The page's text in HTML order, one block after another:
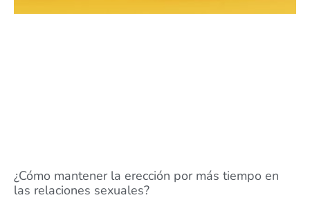
¿Cómo mantener la erección por más tiempo en
las relaciones sexuales?